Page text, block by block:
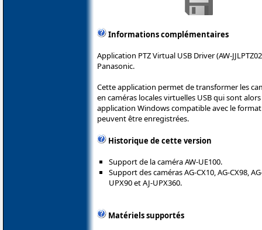
Informations complémentaires
Application PTZ Virtual USB Driver (AW-
Panasonic.
Cette application permet de transformer les
en caméras locales virtuelles USB qui sont
application Windows compatible avec le
peuvent être enregistrées.
Historique de cette version
Support de la caméra AW-UE100.
Support des caméras AG-CX10, AG-CX98,
UPX90 et AJ-UPX360.
Matériels supportés